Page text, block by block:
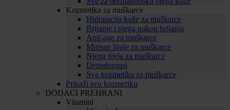
Kozmetika za muškarce
Hidratacija kože za muškarce
Brijanje i njega nakon brijanja
Anti-age za muškarce
Mirisne linije za muškarce
Njega tijela za muškarce
Dezodoransi
Sva kozmetika za muškarce
Prikaži svu kozmetiku
DODACI PREHRANI
Vitamini